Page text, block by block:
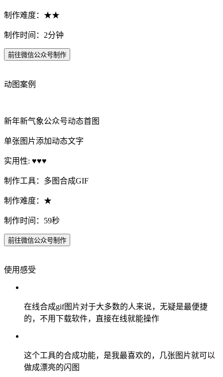
制作难度：★★
制作时间：2分钟
前往微信公众号制作
动图案例
新年新气象公众号动态首图
单张图片添加动态文字
实用性: ♥♥♥
制作工具：多图合成GIF
制作难度：★
制作时间：59秒
前往微信公众号制作
使用感受
在线合成gif图片对于大多数的人来说，无疑是最便捷
的，不用下载软件，直接在线就能操作
这个工具的合成功能，是我最喜欢的，几张图片就可以
做成漂亮的闪图